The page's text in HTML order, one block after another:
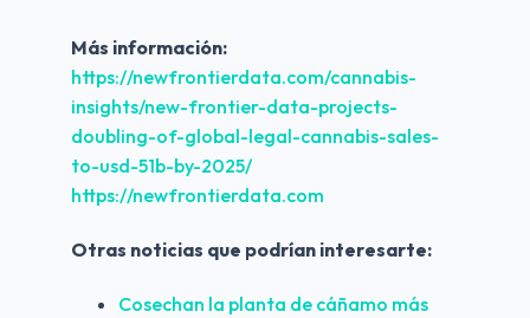
Más información:
https://newfrontierdata.com/cannabis-
insights/new-frontier-data-projects-
doubling-of-global-legal-cannabis-sales-
to-usd-51b-by-2025/
https://newfrontierdata.com
Otras noticias que podrían interesarte:
Cosechan la planta de cáñamo más